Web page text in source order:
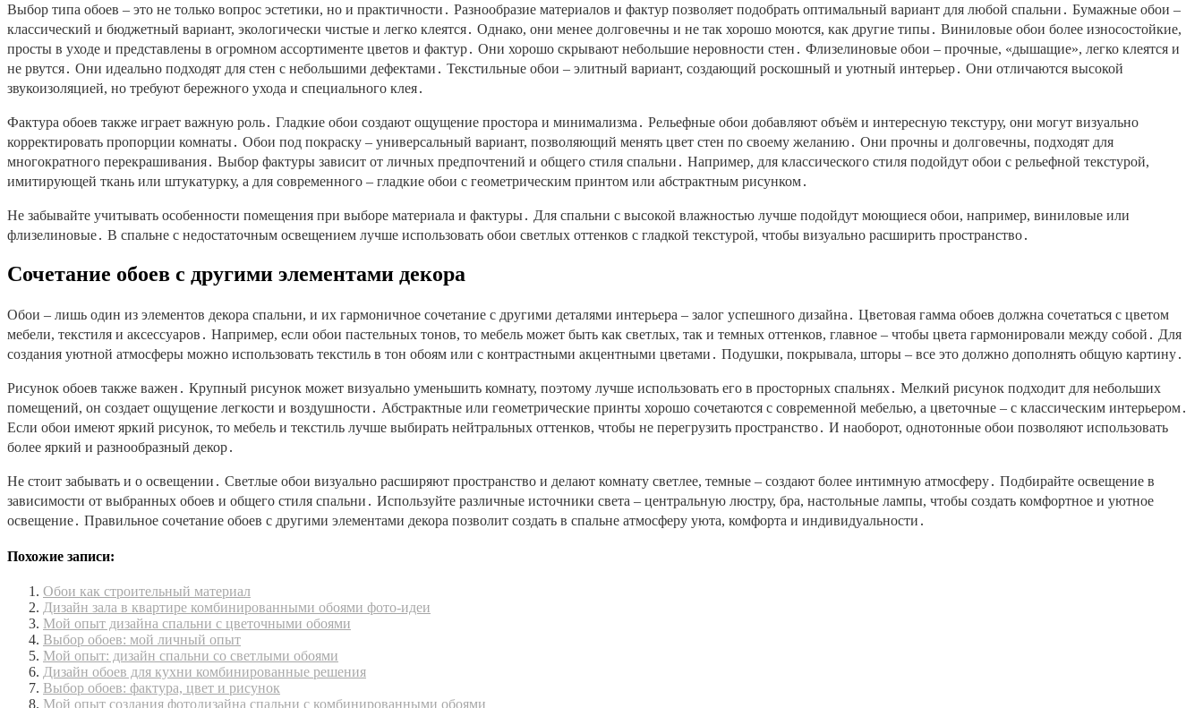
Выбор типа обоев – это не только вопрос эстетики, но и практичности․ Разнообразие материалов и фактур позволяет подобрать оптимальный вариант для любой спальни․ Бумажные обои –
классический и бюджетный вариант, экологически чистые и легко клеятся․ Однако, они менее долговечны и не так хорошо моются, как другие типы․ Виниловые обои более износостойкие,
просты в уходе и представлены в огромном ассортименте цветов и фактур․ Они хорошо скрывают небольшие неровности стен․ Флизелиновые обои – прочные, «дышащие», легко клеятся и
не рвутся․ Они идеально подходят для стен с небольшими дефектами․ Текстильные обои – элитный вариант, создающий роскошный и уютный интерьер․ Они отличаются высокой
звукоизоляцией, но требуют бережного ухода и специального клея․
Фактура обоев также играет важную роль․ Гладкие обои создают ощущение простора и минимализма․ Рельефные обои добавляют объём и интересную текстуру, они могут визуально
корректировать пропорции комнаты․ Обои под покраску – универсальный вариант, позволяющий менять цвет стен по своему желанию․ Они прочны и долговечны, подходят для
многократного перекрашивания․ Выбор фактуры зависит от личных предпочтений и общего стиля спальни․ Например, для классического стиля подойдут обои с рельефной текстурой,
имитирующей ткань или штукатурку, а для современного – гладкие обои с геометрическим принтом или абстрактным рисунком․
Не забывайте учитывать особенности помещения при выборе материала и фактуры․ Для спальни с высокой влажностью лучше подойдут моющиеся обои, например, виниловые или
флизелиновые․ В спальне с недостаточным освещением лучше использовать обои светлых оттенков с гладкой текстурой, чтобы визуально расширить пространство․
Сочетание обоев с другими элементами декора
Обои – лишь один из элементов декора спальни, и их гармоничное сочетание с другими деталями интерьера – залог успешного дизайна․ Цветовая гамма обоев должна сочетаться с цветом
мебели, текстиля и аксессуаров․ Например, если обои пастельных тонов, то мебель может быть как светлых, так и темных оттенков, главное – чтобы цвета гармонировали между собой․ Для
создания уютной атмосферы можно использовать текстиль в тон обоям или с контрастными акцентными цветами․ Подушки, покрывала, шторы – все это должно дополнять общую картину․
Рисунок обоев также важен․ Крупный рисунок может визуально уменьшить комнату, поэтому лучше использовать его в просторных спальнях․ Мелкий рисунок подходит для небольших
помещений, он создает ощущение легкости и воздушности․ Абстрактные или геометрические принты хорошо сочетаются с современной мебелью, а цветочные – с классическим интерьером․
Если обои имеют яркий рисунок, то мебель и текстиль лучше выбирать нейтральных оттенков, чтобы не перегрузить пространство․ И наоборот, однотонные обои позволяют использовать
более яркий и разнообразный декор․
Не стоит забывать и о освещении․ Светлые обои визуально расширяют пространство и делают комнату светлее, темные – создают более интимную атмосферу․ Подбирайте освещение в
зависимости от выбранных обоев и общего стиля спальни․ Используйте различные источники света – центральную люстру, бра, настольные лампы, чтобы создать комфортное и уютное
освещение․ Правильное сочетание обоев с другими элементами декора позволит создать в спальне атмосферу уюта, комфорта и индивидуальности․
Похожие записи:
Обои как строительный материал
Дизайн зала в квартире комбинированными обоями фото-идеи
Мой опыт дизайна спальни с цветочными обоями
Выбор обоев: мой личный опыт
Мой опыт: дизайн спальни со светлыми обоями
Дизайн обоев для кухни комбинированные решения
Выбор обоев: фактура, цвет и рисунок
Мой опыт создания фотодизайна спальни с комбинированными обоями